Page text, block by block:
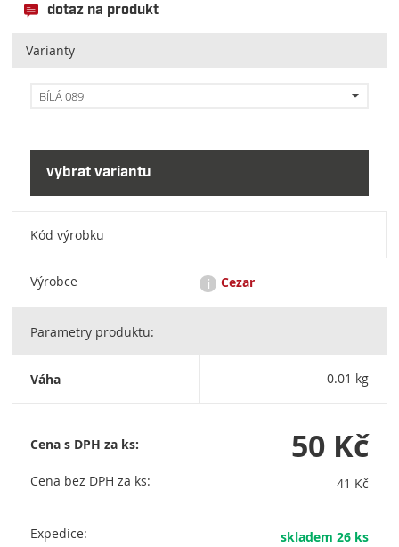
dotaz na produkt
Varianty
BÍLÁ 089
Kód výrobku
Výrobce i Cezar
CEZAR: Przedsiębiorstwo Produkcyjne, Dariusz Bogdan
Parametry produktu:
Váha 0.01 kg
Cena s DPH za ks:
Cena bez DPH za ks:
50 Kč
41 Kč
Expedice: skladem 26 ks